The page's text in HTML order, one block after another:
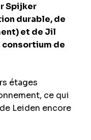
Spijker
durable, de
et de Jil
de
étages
ce qui
Leiden encore